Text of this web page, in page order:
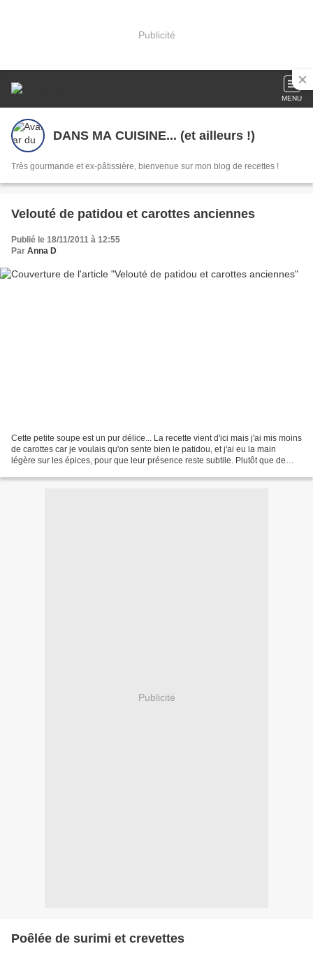
Publicité
MENU
DANS MA CUISINE... (et ailleurs !)
Très gourmande et ex-pâtissière, bienvenue sur mon blog de recettes !
Velouté de patidou et carottes anciennes
Publié le 18/11/2011 à 12:55
Par Anna D
Cette petite soupe est un pur délice... La recette vient d'ici mais j'ai mis moins
de carottes car je voulais qu'on sente bien le patidou, et j'ai eu la main
légère sur les épices, pour que leur présence reste subtile. Plutôt que de
Publicité
Poêlée de surimi et crevettes